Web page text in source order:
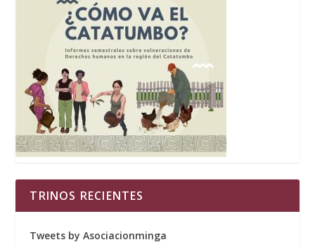
TRINOS RECIENTES
Tweets by Asociacionminga